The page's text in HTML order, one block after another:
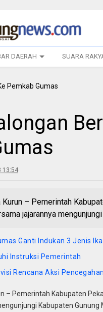
DAERAH SUARA
13:54
Kurun – Pemerintah
jajarannya
Ganti Indukan 3 Jenis
Instruksi Pemerintah
Rencana Aksi
– Pemerintah Kabupaten
Kabupaten Gunung